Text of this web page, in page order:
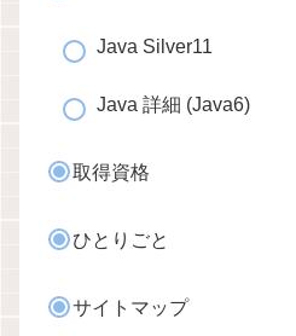
Java Silver11
Java 詳細 (Java6)
取得資格
ひとりごと
サイトマップ